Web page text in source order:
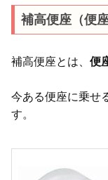
補高便座（便
補高便座とは、 便
今ある便座に乗せ
す。